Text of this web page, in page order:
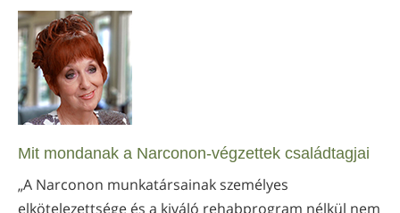
Mit mondanak a Narconon-végzettek családtagjai
„A Narconon munkatársainak személyes
elkötelezettsége és a kiváló rehabprogram nélkül nem